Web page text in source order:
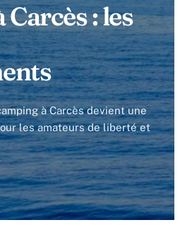
: les
à Carcès devient une
les amateurs de liberté et